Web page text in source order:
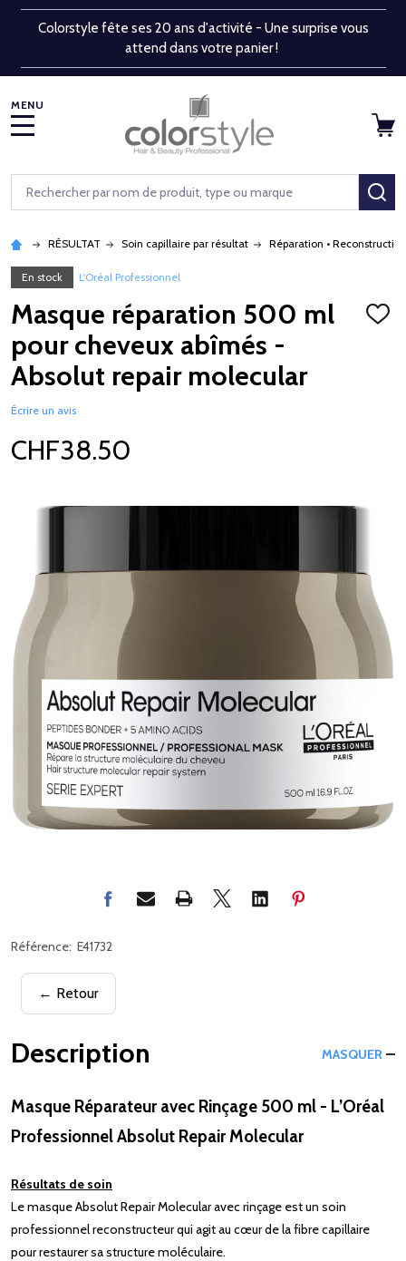
Colorstyle fête ses 20 ans d'activité - Une surprise vous
attend dans votre panier !
Rechercher
RÉSULTAT Soin capillaire par résultat Réparation • Reconstruction
En stock L'Oréal Professionnel
Masque réparation 500 ml
pour cheveux abîmés -
Absolut repair molecular
Écrire un avis
CHF38.50
Référence: E41732
← Retour
Description MASQUER
Masque Réparateur avec Rinçage 500 ml - L’Oréal
Professionnel Absolut Repair Molecular
Résultats de soin
Le masque Absolut Repair Molecular avec rinçage est un soin
professionnel reconstructeur qui agit au cœur de la fibre capillaire
pour restaurer sa structure moléculaire.